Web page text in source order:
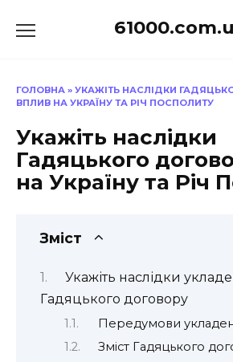
до
ГОЛОВНА » УКАЖІТЬ НАСЛІДКИ
ВПЛИВ НА УКРАЇНУ ТА РІЧ ПОСПОЛИТУ
Укажіть наслідки
Гадяцького
на Україну та Річ
Зміст
Укажіть наслідки
Гадяцького договору
Передумови
Зміст Гадяцького